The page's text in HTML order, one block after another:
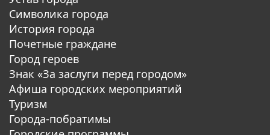
Символика города
История города
Почетные граждане
Город героев
Знак «За заслуги перед городом»
Афиша городских мероприятий
Туризм
Города-побратимы